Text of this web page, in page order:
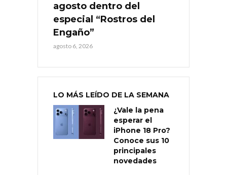
agosto dentro del
especial “Rostros del
Engaño”
agosto 6, 2026
LO MÁS LEÍDO DE LA SEMANA
¿Vale la pena
esperar el
iPhone 18 Pro?
Conoce sus 10
principales
novedades